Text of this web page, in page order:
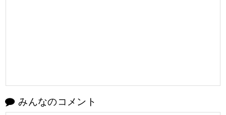
みんなのコメント